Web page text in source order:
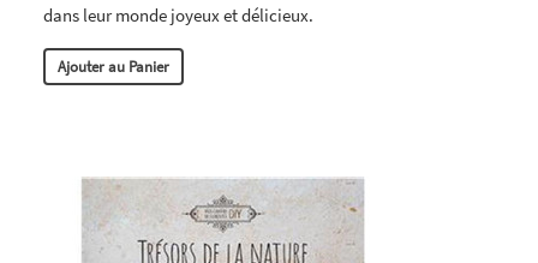
dans leur monde joyeux et délicieux.
Ajouter au Panier